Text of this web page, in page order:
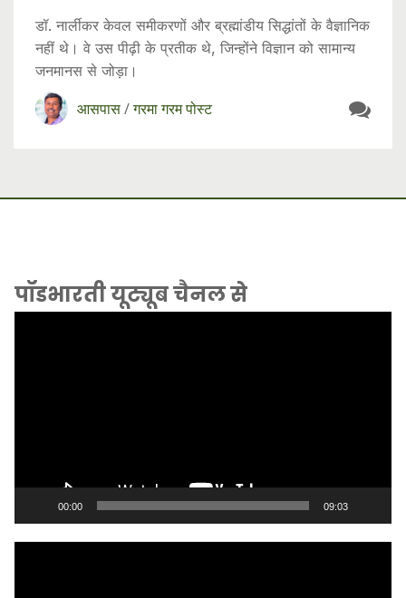
डॉ. नार्लीकर केवल समीकरणों और ब्रह्मांडीय सिद्धांतों के वैज्ञानिक
नहीं थे। वे उस पीढ़ी के प्रतीक थे, जिन्होंने विज्ञान को सामान्य
जनमानस से जोड़ा।
आसपास/गरमा गरम पोस्ट
पॉडभारती यूट्यूब चैनल से
00:00 09:03